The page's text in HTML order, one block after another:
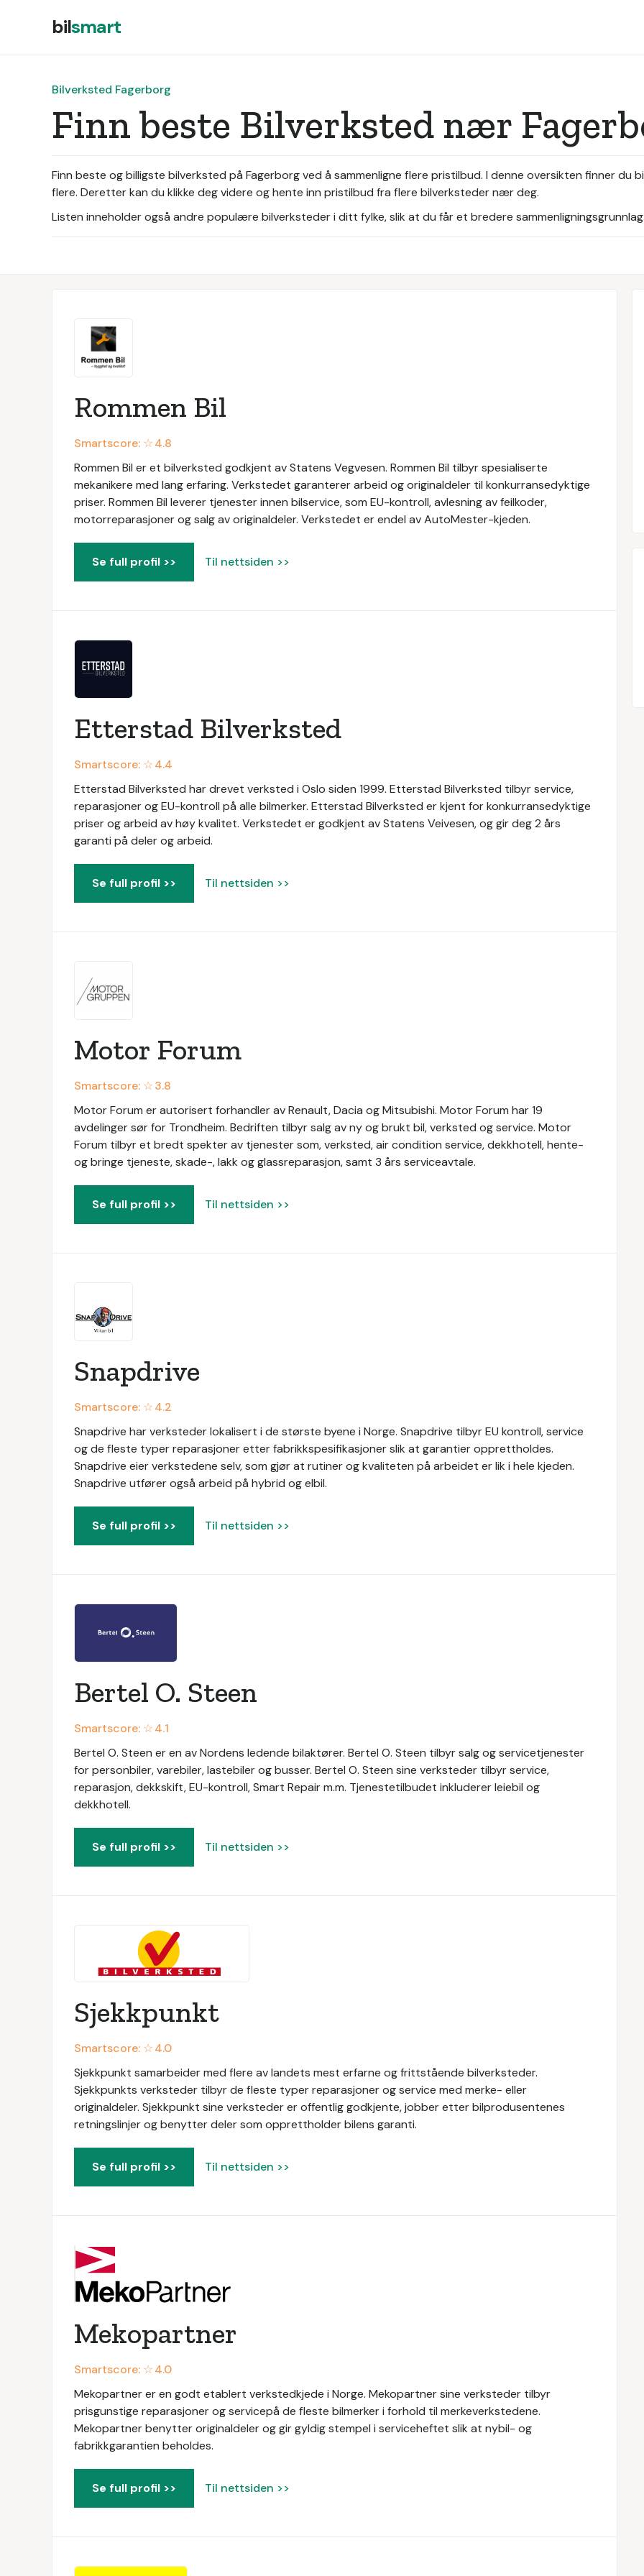
bilsmart
Bilverksted Fagerborg
Finn beste Bilverksted nær
Finn beste og billigste bilverksted på Fagerborg ved å sammenligne flere pristilbud. I denne oversikten finner du
flere. Deretter kan du klikke deg videre og hente inn pristilbud fra flere bilverksteder nær deg.
Listen inneholder også andre populære bilverksteder i ditt fylke, slik at du får et bredere sammenligningsgrunnlag.
Rommen Bil
Smartscore: ☆4.8
Rommen Bil er et bilverksted godkjent av Statens Vegvesen. Rommen Bil tilbyr spesialiserte
mekanikere med lang erfaring. Verkstedet garanterer arbeid og originaldeler til konkurransedyktige
priser. Rommen Bil leverer tjenester innen bilservice, som EU-kontroll, avlesning av feilkoder,
motorreparasjoner og salg av originaldeler. Verkstedet er endel av AutoMester-kjeden.
Se full profil >> Til nettsiden >>
Etterstad Bilverksted
Smartscore: ☆4.4
Etterstad Bilverksted har drevet verksted i Oslo siden 1999. Etterstad Bilverksted tilbyr service,
reparasjoner og EU-kontroll på alle bilmerker. Etterstad Bilverksted er kjent for konkurransedyktige
priser og arbeid av høy kvalitet. Verkstedet er godkjent av Statens Veivesen, og gir deg 2 års
garanti på deler og arbeid.
Se full profil >> Til nettsiden >>
Motor Forum
Smartscore: ☆3.8
Motor Forum er autorisert forhandler av Renault, Dacia og Mitsubishi. Motor Forum har 19
avdelinger sør for Trondheim. Bedriften tilbyr salg av ny og brukt bil, verksted og service. Motor
Forum tilbyr et bredt spekter av tjenester som, verksted, air condition service, dekkhotell, hente-
og bringe tjeneste, skade-, lakk og glassreparasjon, samt 3 års serviceavtale.
Se full profil >> Til nettsiden >>
Snapdrive
Smartscore: ☆4.2
Snapdrive har verksteder lokalisert i de største byene i Norge. Snapdrive tilbyr EU kontroll, service
og de fleste typer reparasjoner etter fabrikkspesifikasjoner slik at garantier opprettholdes.
Snapdrive eier verkstedene selv, som gjør at rutiner og kvaliteten på arbeidet er lik i hele kjeden.
Snapdrive utfører også arbeid på hybrid og elbil.
Se full profil >> Til nettsiden >>
Bertel O. Steen
Smartscore: ☆4.1
Bertel O. Steen er en av Nordens ledende bilaktører. Bertel O. Steen tilbyr salg og servicetjenester
for personbiler, varebiler, lastebiler og busser. Bertel O. Steen sine verksteder tilbyr service,
reparasjon, dekkskift, EU-kontroll, Smart Repair m.m. Tjenestetilbudet inkluderer leiebil og
dekkhotell.
Se full profil >> Til nettsiden >>
Sjekkpunkt
Smartscore: ☆4.0
Sjekkpunkt samarbeider med flere av landets mest erfarne og frittstående bilverksteder.
Sjekkpunkts verksteder tilbyr de fleste typer reparasjoner og service med merke- eller
originaldeler. Sjekkpunkt sine verksteder er offentlig godkjente, jobber etter bilprodusentenes
retningslinjer og benytter deler som opprettholder bilens garanti.
Se full profil >> Til nettsiden >>
Mekopartner
Smartscore: ☆4.0
Mekopartner er en godt etablert verkstedkjede i Norge. Mekopartner sine verksteder tilbyr
prisgunstige reparasjoner og servicepå de fleste bilmerker i forhold til merkeverkstedene.
Mekopartner benytter originaldeler og gir gyldig stempel i serviceheftet slik at nybil- og
fabrikkgarantien beholdes.
Se full profil >> Til nettsiden >>